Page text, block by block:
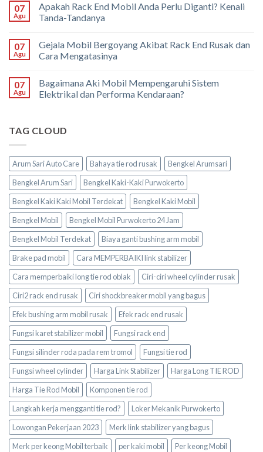
07
Agu
Apakah Rack End Mobil Anda Perlu Diganti? Kenali
Tanda-Tandanya
07
Agu
Gejala Mobil Bergoyang Akibat Rack End Rusak dan
Cara Mengatasinya
07
Agu
Bagaimana Aki Mobil Mempengaruhi Sistem
Elektrikal dan Performa Kendaraan?
TAG CLOUD
Arum Sari Auto Care Bahaya tie rod rusak
Bengkel Arumsari
Bengkel Arum Sari
Bengkel Kaki-Kaki Purwokerto
Bengkel Kaki Kaki Mobil Terdekat
Bengkel Kaki Mobil
Bengkel Mobil
Bengkel Mobil Purwokerto 24 Jam
Bengkel Mobil Terdekat
Biaya ganti bushing arm mobil
Brake pad mobil
Cara MEMPERBAIKI link stabilizer
Cara memperbaiki long tie rod oblak
Ciri-ciri wheel cylinder rusak
Ciri2 rack end rusak
Ciri shockbreaker mobil yang bagus
Efek bushing arm mobil rusak
Efek rack end rusak
Fungsi karet stabilizer mobil
Fungsi rack end
Fungsi silinder roda pada rem tromol
Fungsi tie rod
Fungsi wheel cylinder
Harga Link Stabilizer
Harga Long TIE ROD
Harga Tie Rod Mobil
Komponen tie rod
Langkah kerja mengganti tie rod?
Loker Mekanik Purwokerto
Lowongan Pekerjaan 2023
Merk link stabilizer yang bagus
Merk per keong Mobil terbaik
per kaki mobil
Per keong Mobil